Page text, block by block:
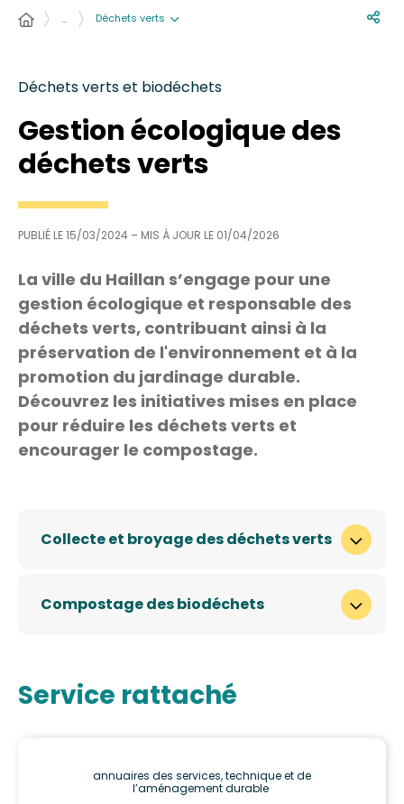
Déchets verts et biodéchets
Gestion écologique des
déchets verts
PUBLIÉ LE15/03/2024 – MIS À JOUR LE 01/04/2026
… Déchets verts
La ville du Haillan s’engage pour une
gestion écologique et responsable des
déchets verts, contribuant ainsi à la
préservation de l'environnement et à la
promotion du jardinage durable.
Découvrez les initiatives mises en place
pour réduire les déchets verts et
encourager le compostage.
Collecte et broyage des déchets verts
Compostage des biodéchets
Service rattaché
annuaires des services, technique et de
l’aménagement durable